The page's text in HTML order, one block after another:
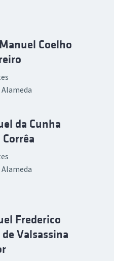
Coelho
Alameda
da Cunha
Alameda
Frederico
Valsassina